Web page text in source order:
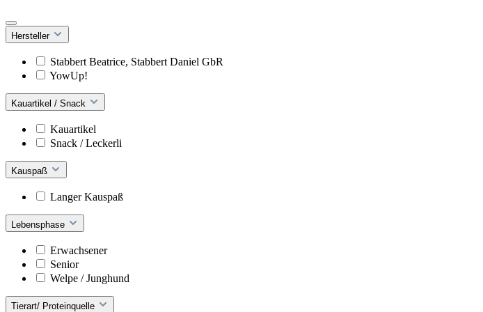
Hersteller
Stabbert Beatrice, Stabbert Daniel GbR
YowUp!
Kauartikel / Snack
Kauartikel
Snack / Leckerli
Kauspaß
Langer Kauspaß
Lebensphase
Erwachsener
Senior
Welpe / Junghund
Tierart/ Proteinquelle